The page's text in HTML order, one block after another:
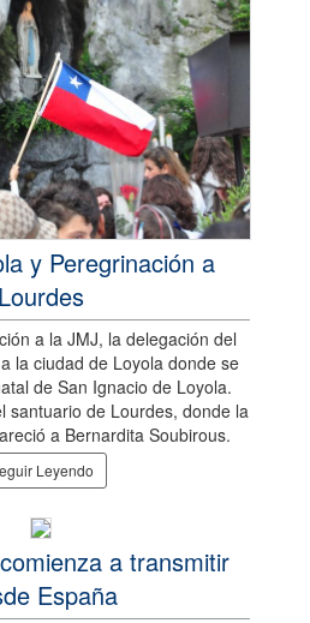
y Peregrinación a
Lourdes
a la JMJ, la delegación del
la ciudad de Loyola donde se
de San Ignacio de Loyola.
santuario de Lourdes, donde la
a Bernardita Soubirous.
Leyendo
a transmitir
España